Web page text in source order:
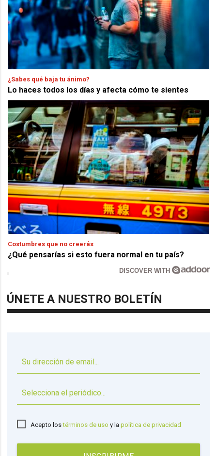
¿Sabes qué baja tu ánimo?
Lo haces todos los días y afecta cómo te sientes
Costumbres que no creerás
¿Qué pensarías si esto fuera normal en tu país?
DISCOVER WITH
ÚNETE A NUESTRO BOLETÍN
Acepto lostérminos de uso y lapolítica de privacidad